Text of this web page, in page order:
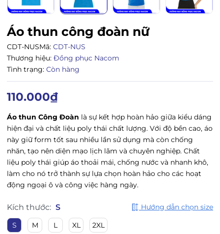
Áo thun công đoàn nữ
CDT-NUSMã: CDT-NUS
Thương hiệu: Đồng phục Nacom
Tình trạng: Còn hàng
110.000₫
Áo thun Công Đoàn là sự kết hợp hoàn hảo giữa kiểu dáng
hiện đại và chất liệu poly thái chất lượng. Với độ bền cao, áo
này giữ form tốt sau nhiều lần sử dụng mà còn chống
nhăn, tạo nên diện mạo lịch lãm và chuyên nghiệp. Chất
liệu poly thái giúp áo thoải mái, chống nước và nhanh khô,
làm cho nó trở thành sự lựa chọn hoàn hảo cho các hoạt
động ngoại ô và công việc hàng ngày.
Kích thước: S Hướng dẫn chọn size
S M L XL 2XL